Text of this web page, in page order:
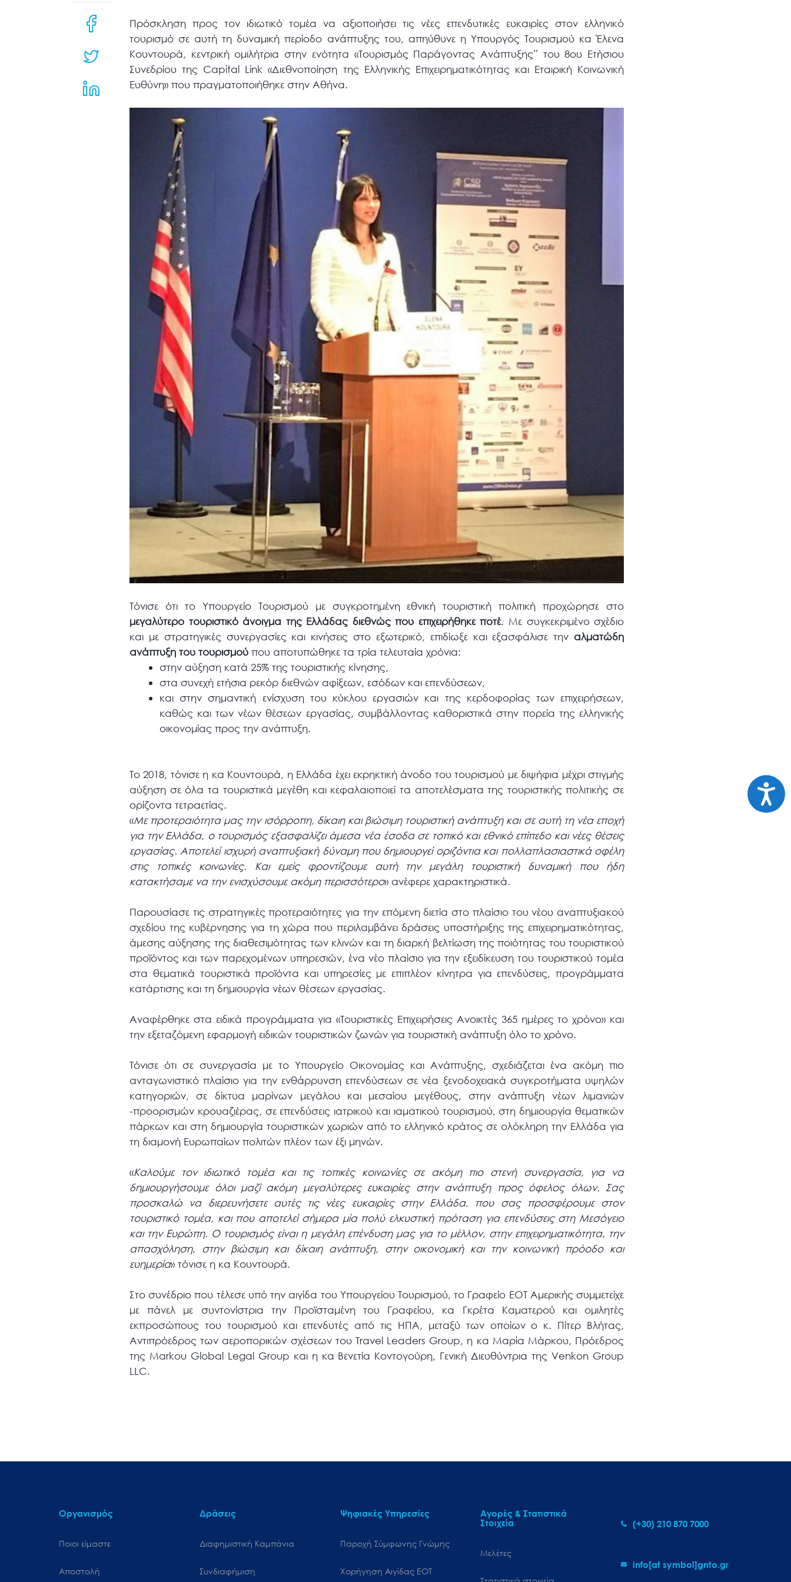
Πρόσκληση προς τον ιδιωτικό τομέα να αξιοποιήσει τις νέες επενδυτικές ευκαιρίες στον ελληνικό
τουρισμό σε αυτή τη δυναμική περίοδο ανάπτυξης του, απηύθυνε η Υπουργός Τουρισμού κα Έλενα
Κουντουρά, κεντρική ομιλήτρια στην ενότητα «Τουρισμός Παράγοντας Ανάπτυξης” του 8ου Ετήσιου
Συνεδρίου της Capital Link «Διεθνοποίηση της Ελληνικής Επιχειρηματικότητας και Εταιρική Κοινωνική
Ευθύνη» που πραγματοποιήθηκε στην Αθήνα.
Τόνισε ότι το Υπουργείο Τουρισμού με συγκροτημένη εθνική τουριστική πολιτική προχώρησε στο
μεγαλύτερο τουριστικό άνοιγμα της Ελλάδας διεθνώς που επιχειρήθηκε ποτέ. Με συγκεκριμένο σχέδιο
και με στρατηγικές συνεργασίες και κινήσεις στο εξωτερικό, επιδίωξε και εξασφάλισε την αλματώδη
ανάπτυξη του τουρισμού που αποτυπώθηκε τα τρία τελευταία χρόνια:
στην αύξηση κατά 25% της τουριστικής κίνησης,
στα συνεχή ετήσια ρεκόρ διεθνών αφίξεων, εσόδων και επενδύσεων,
και στην σημαντική ενίσχυση του κύκλου εργασιών και της κερδοφορίας των επιχειρήσεων,
καθώς και των νέων θέσεων εργασίας, συμβάλλοντας καθοριστικά στην πορεία της ελληνικής
οικονομίας προς την ανάπτυξη.
Το 2018, τόνισε η κα Κουντουρά, η Ελλάδα έχει εκρηκτική άνοδο του τουρισμού με διψήφια μέχρι στιγμής
αύξηση σε όλα τα τουριστικά μεγέθη και κεφαλαιοποιεί τα αποτελέσματα της τουριστικής πολιτικής σε
ορίζοντα τετραετίας.
«Με προτεραιότητα μας την ισόρροπη, δίκαιη και βιώσιμη τουριστική ανάπτυξη και σε αυτή τη νέα εποχή
για την Ελλάδα, ο τουρισμός εξασφαλίζει άμεσα νέα έσοδα σε τοπικό και εθνικό επίπεδο και νέες θέσεις
εργασίας. Αποτελεί ισχυρή αναπτυξιακή δύναμη που δημιουργεί οριζόντια και πολλαπλασιαστικά οφέλη
στις τοπικές κοινωνίες. Και εμείς φροντίζουμε αυτή την μεγάλη τουριστική δυναμική που ήδη
κατακτήσαμε να την ενισχύσουμε ακόμη περισσότερο» ανέφερε χαρακτηριστικά.
Παρουσίασε τις στρατηγικές προτεραιότητες για την επόμενη διετία στο πλαίσιο του νέου αναπτυξιακού
σχεδίου της κυβέρνησης για τη χώρα που περιλαμβάνει δράσεις υποστήριξης της επιχειρηματικότητας,
άμεσης αύξησης της διαθεσιμότητας των κλινών και τη διαρκή βελτίωση της ποιότητας του τουριστικού
προϊόντος και των παρεχομένων υπηρεσιών, ένα νέο πλαίσιο για την εξειδίκευση του τουριστικού τομέα
στα θεματικά τουριστικά προϊόντα και υπηρεσίες με επιπλέον κίνητρα για επενδύσεις, προγράμματα
κατάρτισης και τη δημιουργία νέων θέσεων εργασίας.
Αναφέρθηκε στα ειδικά προγράμματα για «Τουριστικές Επιχειρήσεις Ανοικτές 365 ημέρες το χρόνο» και
την εξεταζόμενη εφαρμογή ειδικών τουριστικών ζωνών για τουριστική ανάπτυξη όλο το χρόνο.
Τόνισε ότι σε συνεργασία με το Υπουργείο Οικονομίας και Ανάπτυξης, σχεδιάζεται ένα ακόμη πιο
ανταγωνιστικό πλαίσιο για την ενθάρρυνση επενδύσεων σε νέα ξενοδοχειακά συγκροτήματα υψηλών
κατηγοριών, σε δίκτυα μαρίνων μεγάλου και μεσαίου μεγέθους, στην ανάπτυξη νέων λιμανιών
-προορισμών κρουαζιέρας, σε επενδύσεις ιατρικού και ιαματικού τουρισμού, στη δημιουργία θεματικών
πάρκων και στη δημιουργία τουριστικών χωριών από το ελληνικό κράτος σε ολόκληρη την Ελλάδα για
τη διαμονή Ευρωπαίων πολιτών πλέον των έξι μηνών.
«Καλούμε τον ιδιωτικό τομέα και τις τοπικές κοινωνίες σε ακόμη πιο στενή συνεργασία, για να
δημιουργήσουμε όλοι μαζί ακόμη μεγαλύτερες ευκαιρίες στην ανάπτυξη προς όφελος όλων. Σας
προσκαλώ να διερευνήσετε αυτές τις νέες ευκαιρίες στην Ελλάδα, που σας προσφέρουμε στον
τουριστικό τομέα, και που αποτελεί σήμερα μία πολύ ελκυστική πρόταση για επενδύσεις στη Μεσόγειο
και την Ευρώπη. Ο τουρισμός είναι η μεγάλη επένδυση μας για το μέλλον, στην επιχειρηματικότητα, την
απασχόληση, στην βιώσιμη και δίκαιη ανάπτυξη, στην οικονομική και την κοινωνική πρόοδο και
ευημερία» τόνισε η κα Κουντουρά.
Στο συνέδριο που τέλεσε υπό την αιγίδα του Υπουργείου Τουρισμού, το Γραφείο ΕΟΤ Αμερικής συμμετείχε
με πάνελ με συντονίστρια την Προϊσταμένη του Γραφείου, κα Γκρέτα Καματερού και ομιλητές
εκπροσώπους του τουρισμού και επενδυτές από τις ΗΠΑ, μεταξύ των οποίων ο κ. Πίτερ Βλήτας,
Αντιπρόεδρος των αεροπορικών σχέσεων του Travel Leaders Group, η κα Μαρία Μάρκου, Πρόεδρος
της Markou Global Legal Group και η κα Βενετία Kοντογούρη, Γενική Διευθύντρια της Venkon Group
LLC.
Οργανισμός
Ποιοι είμαστε
Αποστολή
Δράσεις
Διαφημιστική Καμπάνια
Συνδιαφήμιση
Ψηφιακές Υπηρεσίες
Παροχή Σύμφωνης Γνώμης
Χορήγηση Αιγίδας ΕΟΤ
Αγορές & Στατιστικά
Στοιχεία
Μελέτες
(+30) 210 870 7000
info[at symbol]gnto.gr